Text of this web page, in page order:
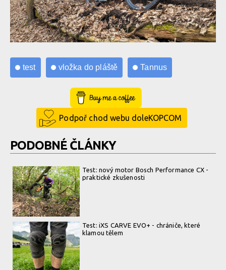
test vložka do pláště Tannus
Buy Me a Coffee
Podpoř chod webu doleKOPCOM
PODOBNÉ ČLÁNKY
Test: nový motor Bosch Performance CX -
praktické zkušenosti
Test: iXS CARVE EVO+ - chrániče, které
klamou tělem